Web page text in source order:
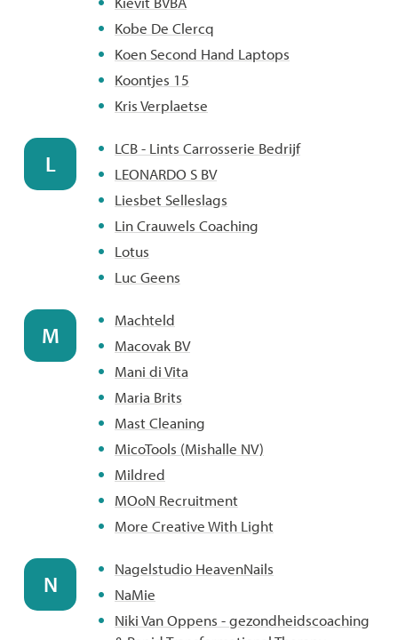
Kobe De Clercq
Koen Second Hand Laptops
Koontjes 15
Kris Verplaetse
L
LCB - Lints Carrosserie Bedrijf
LEONARDO S BV
Liesbet Selleslags
Lin Crauwels Coaching
Lotus
Luc Geens
M
Machteld
Macovak BV
Mani di Vita
Maria Brits
Mast Cleaning
MicoTools (Mishalle NV)
Mildred
MOoN Recruitment
More Creative With Light
N
Nagelstudio HeavenNails
NaMie
Niki Van Oppens - gezondheidscoaching